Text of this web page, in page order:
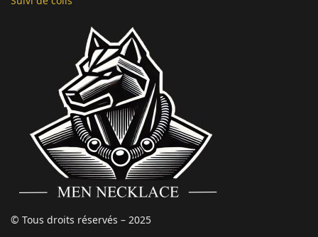
© Tous droits réservés – 2025